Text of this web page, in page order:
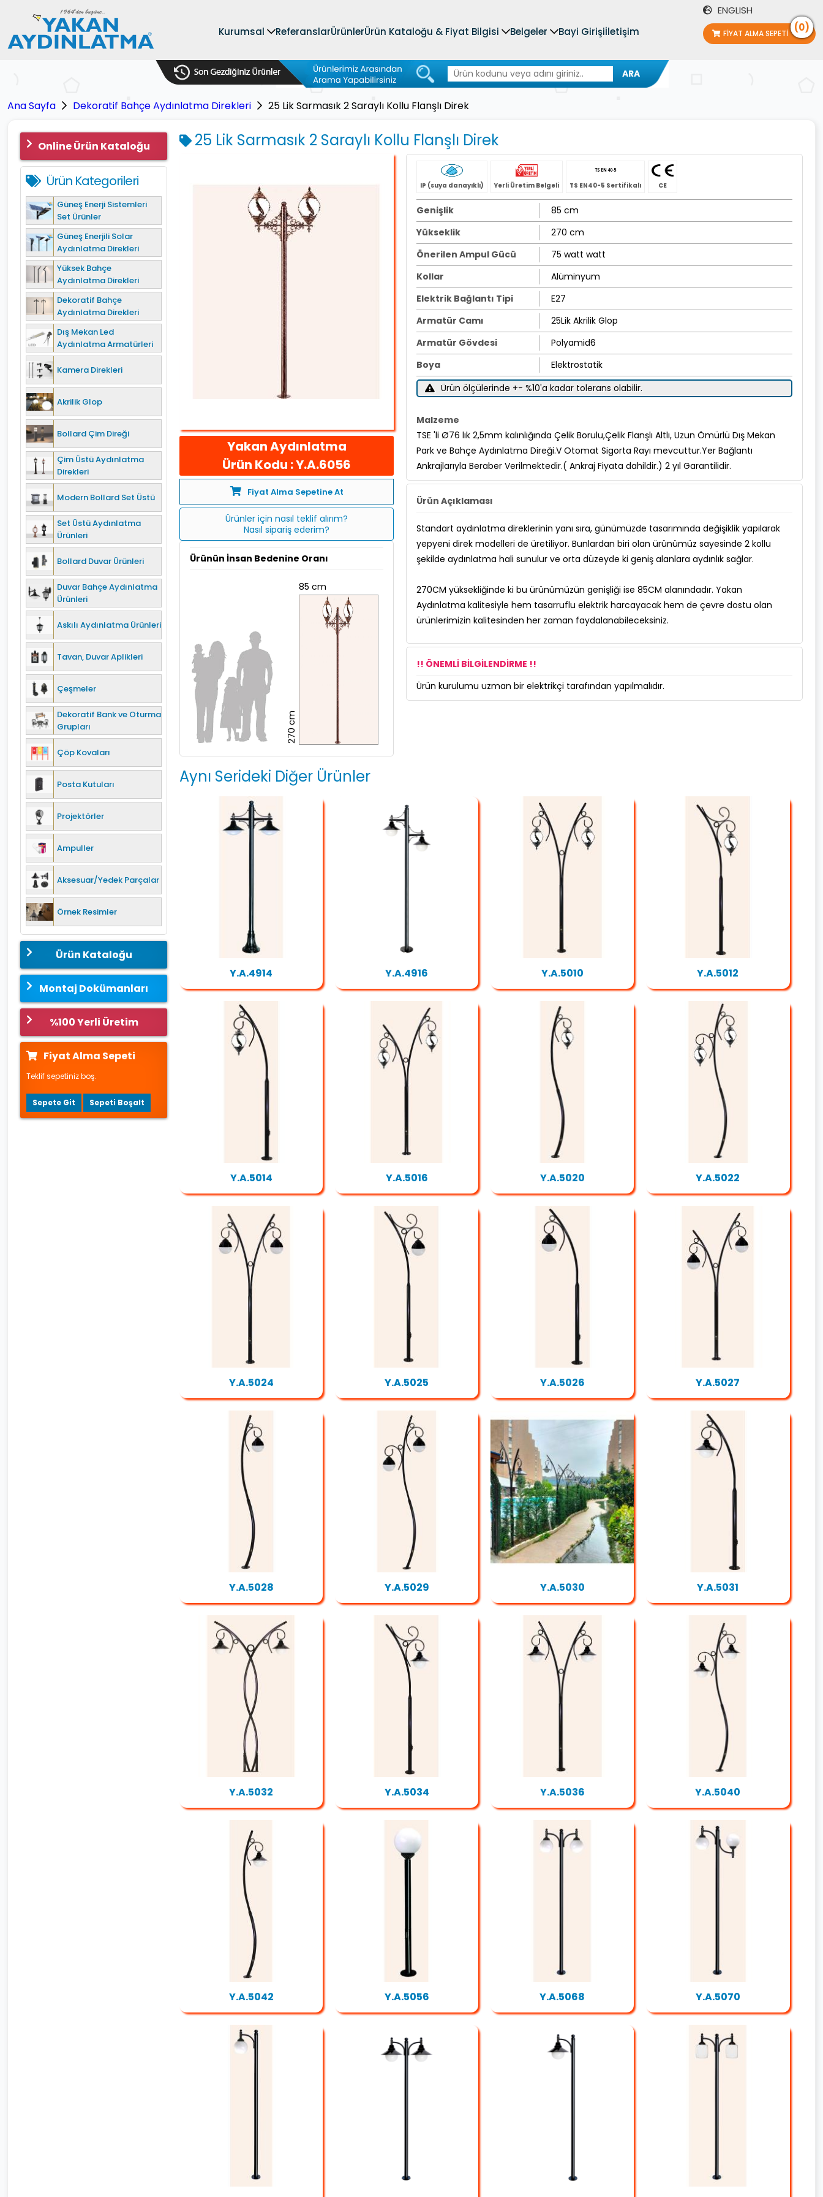
Kurumsal ReferanslarÜrünlerÜrün Kataloğu & Fiyat Bilgisi Belgeler Bayi Girişiİletişim
ENGLISH
FIYAT ALMA SEPETI (0)
ARA
Ana Sayfa Dekoratif Bahçe Aydınlatma Direkleri 25 Lik Sarmasık 2 Saraylı Kollu Flanşlı Direk
Online Ürün Kataloğu
Ürün Kategorileri
Güneş Enerji Sistemleri
Set Ürünler
Güneş Enerjili Solar
Aydınlatma Direkleri
Yüksek Bahçe
Aydınlatma Direkleri
Dekoratif Bahçe
Aydınlatma Direkleri
Dış Mekan Led
Aydınlatma Armatürleri
Kamera Direkleri
Akrilik Glop
Bollard Çim Direği
Çim Üstü Aydınlatma
Direkleri
Modern Bollard Set Üstü
Set Üstü Aydınlatma
Ürünleri
Bollard Duvar Ürünleri
Duvar Bahçe Aydınlatma
Ürünleri
Askılı Aydınlatma Ürünleri
Tavan, Duvar Aplikleri
Çeşmeler
Dekoratif Bank ve Oturma
Grupları
Çöp Kovaları
Posta Kutuları
Projektörler
Ampuller
Aksesuar/Yedek Parçalar
Örnek Resimler
Ürün Kataloğu
Montaj Dokümanları
%100 Yerli Üretim
Fiyat Alma Sepeti
Teklif sepetiniz boş.
Sepete Git Sepeti Boşalt
25 Lik Sarmasık 2 Saraylı Kollu Flanşlı Direk
Yakan Aydınlatma
Ürün Kodu : Y.A.6056
Fiyat Alma Sepetine At
Ürünler için nasıl teklif alırım?
Nasıl sipariş ederim?
Ürünün İnsan Bedenine Oranı
85 cm
270 cm
IP (suya danayıklı) Yerli Üretim Belgeli TS EN40-5 Sertifikalı CE
Genişlik
85 cm
Yükseklik
270 cm
Önerilen Ampul Gücü
75 watt watt
Kollar
Alüminyum
Elektrik Bağlantı Tipi
E27
Armatür Camı
25Lik Akrilik Glop
Armatür Gövdesi
Polyamid6
Boya
Elektrostatik
Ürün ölçülerinde +- %10'a kadar tolerans olabilir.
Malzeme
TSE 'li Ø76 lık 2,5mm kalınlığında Çelik Borulu,Çelik Flanşlı Altlı, Uzun Ömürlü Dış Mekan
Park ve Bahçe Aydınlatma Direği.V Otomat Sigorta Rayı mevcuttur.Yer Bağlantı
Ankrajlarıyla Beraber Verilmektedir.( Ankraj Fiyata dahildir.) 2 yıl Garantilidir.
Ürün Açıklaması
Standart aydınlatma direklerinin yanı sıra, günümüzde tasarımında değişiklik yapılarak
yepyeni direk modelleri de üretiliyor. Bunlardan biri olan ürünümüz sayesinde 2 kollu
şekilde aydınlatma hali sunulur ve orta düzeyde ki geniş alanlara aydınlık sağlar.
270CM yüksekliğinde ki bu ürünümüzün genişliği ise 85CM alanındadır. Yakan
Aydınlatma kalitesiyle hem tasarruflu elektrik harcayacak hem de çevre dostu olan
ürünlerimizin kalitesinden her zaman faydalanabileceksiniz.
!! ÖNEMLİ BİLGİLENDİRME !!
Ürün kurulumu uzman bir elektrikçi tarafından yapılmalıdır.
Aynı Serideki Diğer Ürünler
Y.A.4914 Y.A.4916 Y.A.5010 Y.A.5012
Y.A.5014 Y.A.5016 Y.A.5020 Y.A.5022
Y.A.5024 Y.A.5025 Y.A.5026 Y.A.5027
Y.A.5028 Y.A.5029 Y.A.5030 Y.A.5031
Y.A.5032 Y.A.5034 Y.A.5036 Y.A.5040
Y.A.5042 Y.A.5056 Y.A.5068 Y.A.5070